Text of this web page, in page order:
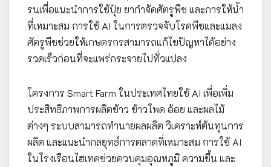
รนเพื่อแนะนำการใช้ปุ๋ย ยากำจัดศัตรูพืช และการให้น้ำ
ที่เหมาะสม การใช้ AI ในการตรวจจับโรคพืชและแมลง
ศัตรูพืชช่วยให้เกษตรกรสามารถแก้ไขปัญหาได้อย่าง
รวดเร็วก่อนที่จะแพร่กระจายไปทั่วแปลง
โครงการ Smart Farm ในประเทศไทยใช้ AI เพื่อเพิ่ม
ประสิทธิภาพการผลิตข้าว ข้าวโพด อ้อย และผลไม้
ต่างๆ ระบบสามารถทำนายผลผลิต วิเคราะห์ต้นทุนการ
ผลิต และแนะนำกลยุทธ์การตลาดที่เหมาะสม การใช้ AI
ในโรงเรือนไฮเทคช่วยควบคุมอุณหภูมิ ความชื้น และ